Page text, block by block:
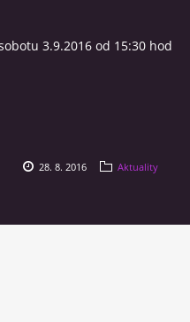
3.9.2016 od 15:30 hod
28. 8. 2016 Aktuality